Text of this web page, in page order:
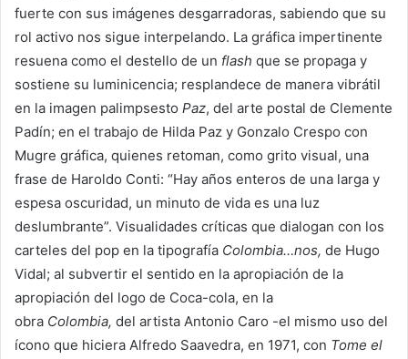
fuerte con sus imágenes desgarradoras, sabiendo que su
rol activo nos sigue interpelando. La gráfica impertinente
resuena como el destello de un flash que se propaga y
sostiene su luminicencia; resplandece de manera vibrátil
en la imagen palimpsesto Paz, del arte postal de Clemente
Padín; en el trabajo de Hilda Paz y Gonzalo Crespo con
Mugre gráfica, quienes retoman, como grito visual, una
frase de Haroldo Conti: “Hay años enteros de una larga y
espesa oscuridad, un minuto de vida es una luz
deslumbrante”. Visualidades críticas que dialogan con los
carteles del pop en la tipografía Colombia…nos, de Hugo
Vidal; al subvertir el sentido en la apropiación de la
apropiación del logo de Coca-cola, en la
obra Colombia, del artista Antonio Caro -el mismo uso del
ícono que hiciera Alfredo Saavedra, en 1971, con Tome el